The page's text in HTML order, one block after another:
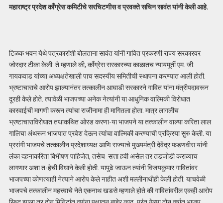
महाराष्ट्र प्रदेश काँग्रेस कमिटीचे सरचिटणीस व प्रवक्ते सचिन सावंत यांनी केली आहे.
टिळक भवन येथे पत्रकारांशी बोलताना सावंत यांनी गावित प्रकरणी राज्य सरकारवर
जोरदार टीका केली. ते म्हणाले की, काँग्रेस सरकारच्या काळातच न्यायमूर्ती एम. जी.
गायकवाड यांच्या अध्यक्षतेखाली पाच सदस्यीय समितीची स्थापना करण्यात आली होती.
भ्रष्टाचाराचे आरोप झाल्यानंतर तत्कालीन आघाडी सरकारने गावित यांना मंत्रीपदावरून
दूरही केले होते. त्यावेळी भाजपच्या अनेक नेत्यांनी या आधुनिक वाल्मिकी विरोधात
कारवाईची मागणी करून त्यांचा राजीनामा ही मागितला होता. मात्र लागलीच
भ्रष्टाचाराविरोधात तथाकथित ओरड करणा-या भाजपने या तत्कालीन वाल्या करिता लाल
गालिचा अंथरून भाजपात प्रवेश देऊन त्यांचा वाल्मिकी करण्याची प्रक्रिया सुरु केली. या
प्रसंगी भाजपचे तत्कालीन प्रदेशाध्यक्ष आणि राज्याचे मुख्यमंत्री देवेंद्र फडणवीस यांनी
लंका दहनाकरिता बिभीषण पाहिजेत, तसेच सत्ता हवी असेल तर तडजोडी कराव्याच
लागणार अशा त-हेची विधाने केली होती. यापुढे जाऊन त्यांनी विजयकुमार गावितांवर
भाजपच्या कोणत्याही नेत्याने आरोप केले नाहीत अशी मल्लीनाथीही केली होती. याचवेळी
भाजपचे तत्कालीन महत्त्वाचे नेते एकनाथ खडसे म्हणाले होते की गावितांवरील एकही आरोप